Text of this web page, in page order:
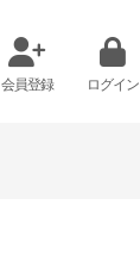
会員登録 ログイン